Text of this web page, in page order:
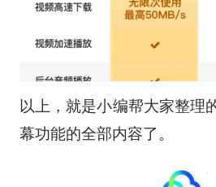
以上，就是小编帮大家整理
幕功能的全部内容了。